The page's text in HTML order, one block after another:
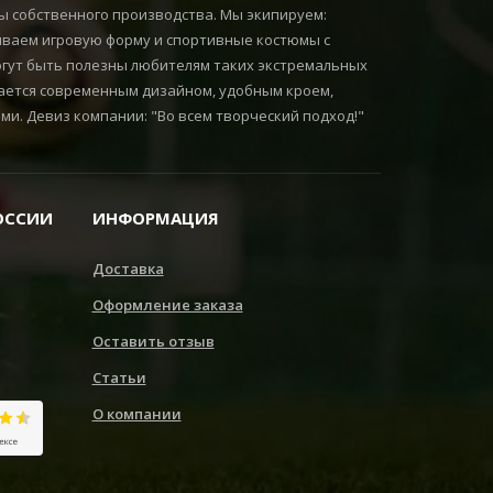
производства. Мы экипируем:
игровую форму и спортивные костюмы с
быть полезны любителям таких экстремальных
современным дизайном, удобным кроем,
Девиз компании: "Во всем творческий подход!"
ИНФОРМАЦИЯ
Доставка
Оформление заказа
Оставить отзыв
Статьи
О компании